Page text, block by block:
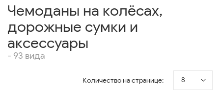
Чемоданы на колёсах,
дорожные сумки и
аксессуары
- 93 вида
Количество на странице: 8